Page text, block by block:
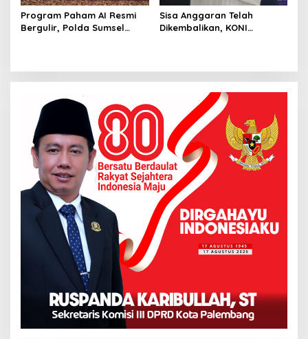
Program Paham AI Resmi
Bergulir, Polda Sumsel
Sisa Anggaran Telah
Dikembalikan, KONI